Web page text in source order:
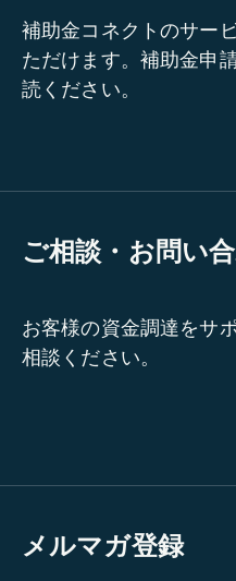
補助金コネクトのサー
ただけます。補助金申
読ください。
ご相談・お問い
お客様の資金調達をサ
相談ください。
メルマガ登録